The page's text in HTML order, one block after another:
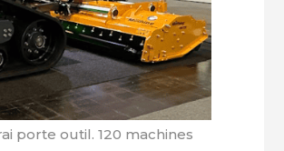
porte outil. 120 machines